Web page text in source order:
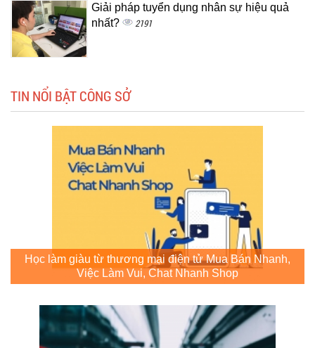
Giải pháp tuyển dụng nhân sự hiệu quả
nhất?
2191
TIN NỔI BẬT CÔNG SỞ
Học làm giàu từ thương mại điện tử Mua Bán Nhanh,
Việc Làm Vui, Chat Nhanh Shop